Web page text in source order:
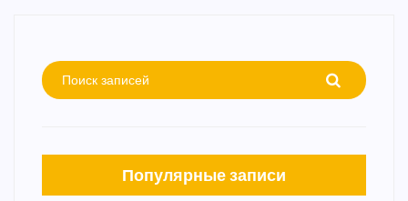
Популярные записи